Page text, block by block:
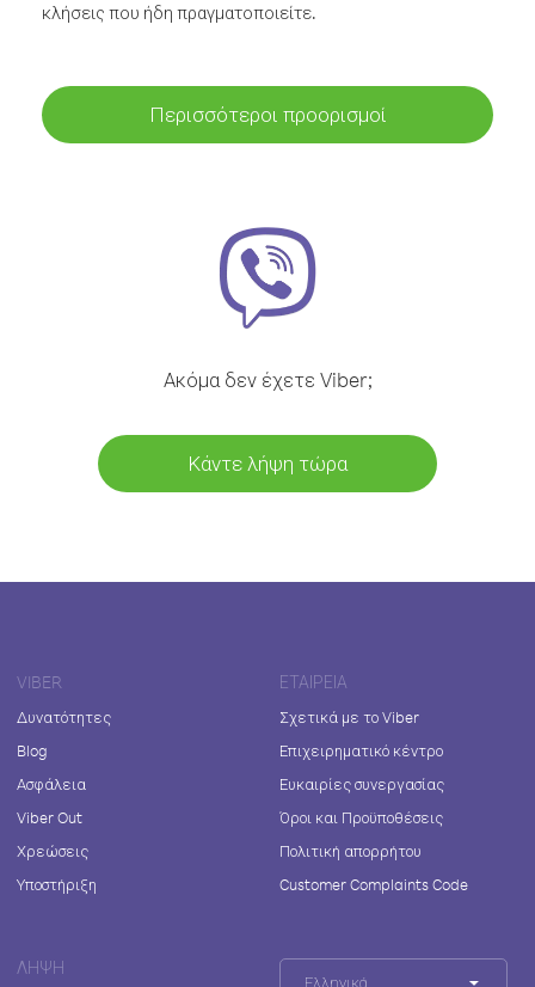
κλήσεις που ήδη πραγματοποιείτε.
Περισσότεροι προορισμοί
Ακόμα δεν έχετε Viber;
Κάντε λήψη τώρα
VIBER
Δυνατότητες
Blog
Ασφάλεια
Viber Out
Χρεώσεις
Υποστήριξη
ΕΤΑΙΡΕΊΑ
Σχετικά με το Viber
Επιχειρηματικό κέντρο
Ευκαιρίες συνεργασίας
Όροι και Προϋποθέσεις
Πολιτική απορρήτου
Customer Complaints Code
ΛΉΨΗ
Ελληνικά